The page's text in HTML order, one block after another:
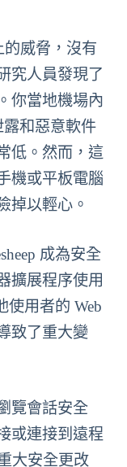
的威脅，沒有
究人員發現了
你當地機場內
和惡意軟件
低。然而，這
機或平板電腦
掉以輕心。
成為安全
擴展程序使用
使用者的 Web
致了重大變
覽會話安全
或連接到遠程
大安全更改